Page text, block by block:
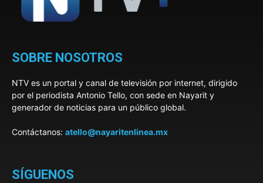
SOBRE NOSOTROS
NTV es un portal y canal de televisión por internet, dirigido
por el periodista Antonio Tello, con sede en Nayarit y
generador de noticias para un público global.
Contáctanos: atello@nayaritenlinea.mx
SÍGUENOS